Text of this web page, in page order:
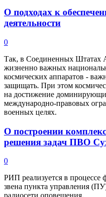
О подходах к
деятельности
0
Так, в Соединенных Штатах
жизненно важных
космических аппаратов -
защищать. При этом
на достижение
международно-правовых
военных целях.
О построении
решения задач ПВО
0
РИП реализуется в
звена пункта управления